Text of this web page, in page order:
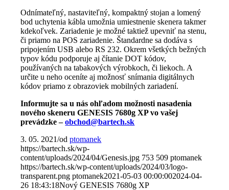
Odnímateľný, nastaviteľný, kompaktný stojan a lomený
bod uchytenia kábla umožnia umiestnenie skenera takmer
kdekoľvek. Zariadenie je možné taktiež upevniť na stenu,
či priamo na POS zariadenie. Štandardne sa dodáva s
pripojením USB alebo RS 232. Okrem všetkých bežných
typov kódu podporuje aj čítanie DOT kódov,
používaných na tabakových výrobkoch, či liekoch. A
určite u neho oceníte aj možnosť snímania digitálnych
kódov priamo z obrazoviek mobilných zariadení.
Informujte sa u nás ohľadom možnosti nasadenia
nového skeneru GENESIS 7680g XP vo vašej
prevádzke –obchod@bartech.sk
3. 05. 2021/odptomanek
https://bartech.sk/wp-
content/uploads/2024/04/Genesis.jpg 753 509 ptomanek
https://bartech.sk/wp-content/uploads/2024/03/logo-
transparent.png ptomanek2021-05-03 00:00:002024-04-
26 18:43:18Nový GENESIS 7680g XP